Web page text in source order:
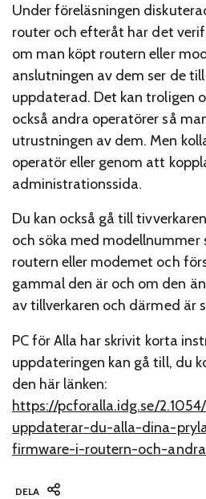
Under föreläsningen
router och efteråt har det
om man köpt routern eller
anslutningen av dem ser de
uppdaterad. Det kan troligen
också andra operatörer så
utrustningen av dem. Men
operatör eller genom att
administrationssida.
Du kan också gå till
och söka med modellnummer
routern eller modemet och
gammal den är och om den
av tillverkaren och därmed är
PC för Alla har skrivit korta
uppdateringen kan gå till, du
den här länken:
https://pcforalla.idg.se/2.1054/
uppdaterar-du-alla-dina-
firmware-i-routern-och-
DELA